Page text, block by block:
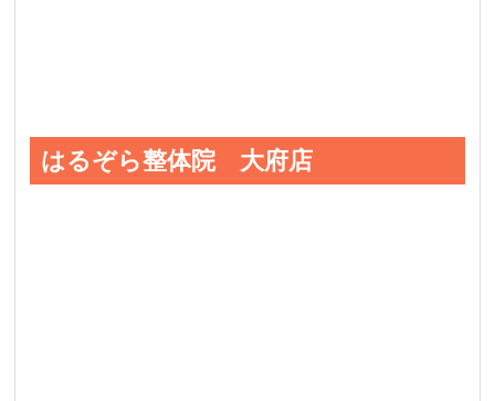
はるぞら整体院 大府店